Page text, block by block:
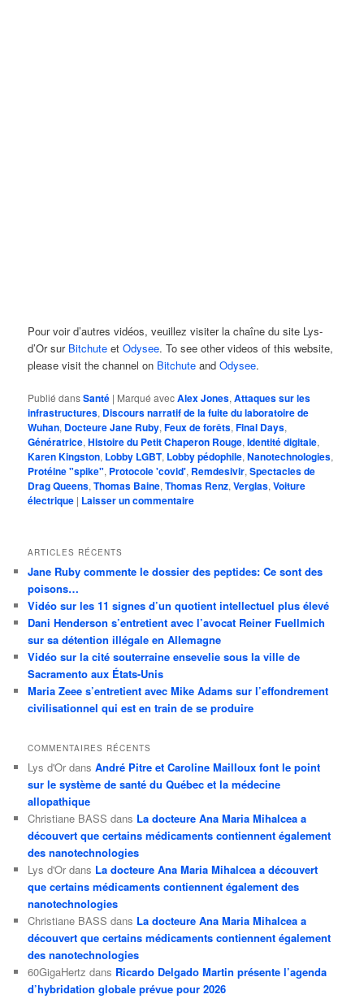
Pour voir d’autres vidéos, veuillez visiter la chaîne du site Lys-
d’Or sur Bitchute etOdysee. To see other videos of this website,
please visit the channel on Bitchute andOdysee.
Publié dansSanté | Marqué avecAlex Jones,Attaques sur les
infrastructures, Discours narratif de la fuite du laboratoire de
Wuhan, Docteure Jane Ruby,Feux de forêts,Final Days,
Génératrice,Histoire du Petit Chaperon Rouge,Identité digitale,
Karen Kingston, Lobby LGBT, Lobby pédophile,Nanotechnologies,
Protéine "spike", Protocole 'covid', Remdesivir,Spectacles de
Drag Queens,Thomas Baine,Thomas Renz,Verglas,Voiture
électrique | Laisser un commentaire
ARTICLES RÉCENTS
Jane Ruby commente le dossier des peptides: Ce sont des
poisons…
Vidéo sur les 11 signes d’un quotient intellectuel plus élevé
Dani Henderson s’entretient avec l’avocat Reiner Fuellmich
sur sa détention illégale en Allemagne
Vidéo sur la cité souterraine ensevelie sous la ville de
Sacramento aux États-Unis
Maria Zeee s’entretient avec Mike Adams sur l’effondrement
civilisationnel qui est en train de se produire
COMMENTAIRES RÉCENTS
Lys d'Or dansAndré Pitre et Caroline Mailloux font le point
sur le système de santé du Québec et la médecine
allopathique
Christiane BASS dans La docteure Ana Maria Mihalcea a
découvert que certains médicaments contiennent également
des nanotechnologies
Lys d'Or dans La docteure Ana Maria Mihalcea a découvert
que certains médicaments contiennent également des
nanotechnologies
Christiane BASS dans La docteure Ana Maria Mihalcea a
découvert que certains médicaments contiennent également
des nanotechnologies
60GigaHertz dans Ricardo Delgado Martin présente l’agenda
d’hybridation globale prévue pour 2026